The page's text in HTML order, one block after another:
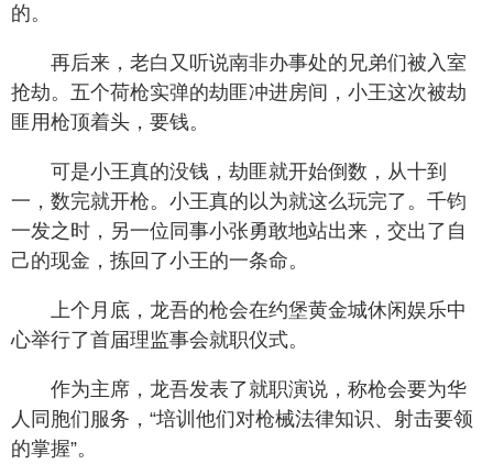
的。
再后来，老白又听说南非办事处的兄弟们被入室
抢劫。五个荷枪实弹的劫匪冲进房间，小王这次被劫
匪用枪顶着头，要钱。
可是小王真的没钱，劫匪就开始倒数，从十到
一，数完就开枪。小王真的以为就这么玩完了。千钧
一发之时，另一位同事小张勇敢地站出来，交出了自
己的现金，拣回了小王的一条命。
上个月底，龙吾的枪会在约堡黄金城休闲娱乐中
心举行了首届理监事会就职仪式。
作为主席，龙吾发表了就职演说，称枪会要为华
人同胞们服务，“培训他们对枪械法律知识、射击要领
的掌握”。